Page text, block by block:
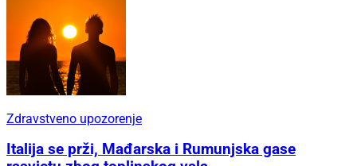
Zdravstveno upozorenje
Italija se prži, Mađarska i Rumunjska gase